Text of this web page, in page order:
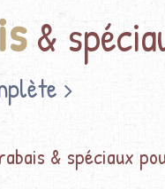
&
& spéciaux